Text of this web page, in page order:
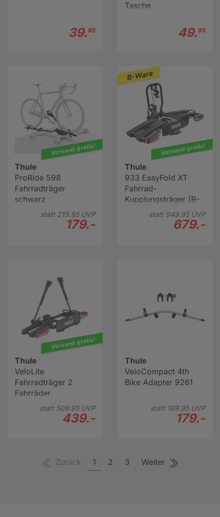
39.95
Tasche
49.95
Versand gratis!
Thule
ProRide 598
Fahrradträger
schwarz
statt 219.95UVP
179.-
B-Ware
Versand gratis!
Thule
933 EasyFold XT
Fahrrad-
Kupplungsträger (B-
statt 949.95UVP
679.-
Versand gratis!
Thule
VeloLite
Fahrradträger 2
Fahrräder
statt 509.95UVP
439.-
Thule
VeloCompact 4th
Bike Adapter 9261
statt 199.95UVP
179.-
Zurück 1 2 3 Weiter